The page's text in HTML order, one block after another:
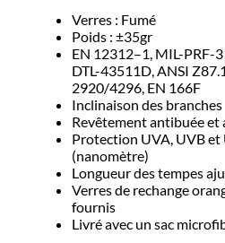
Verres : Fumé
Poids : ±35gr
EN 12312–1, MIL-PRF-
DTL-43511D, ANSI
2920/4296, EN 166F
Inclinaison des branches
Revêtement antibuée
Protection UVA, UVB et
(nanomètre)
Longueur des tempes
Verres de rechange
fournis
Livré avec un sac